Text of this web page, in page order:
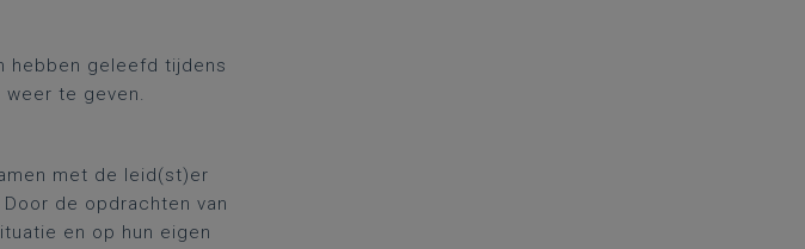
hebben geleefd tijdens
te geven.
met de leid(st)er
de opdrachten van
en op hun eigen